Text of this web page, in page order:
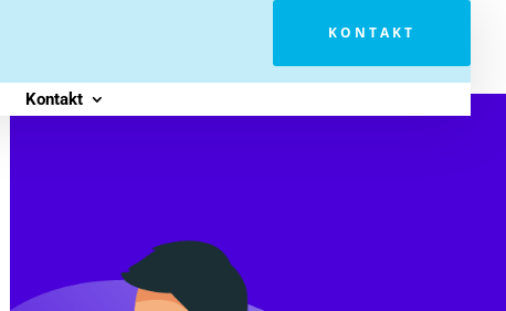
KONTAKT
Kontakt